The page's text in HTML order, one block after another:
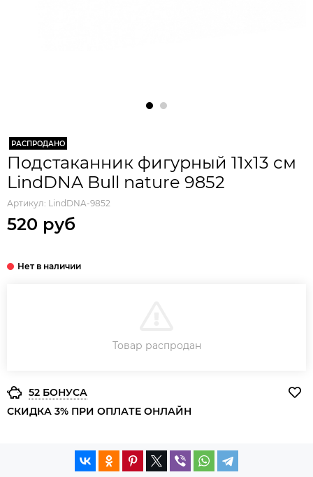
РАСПРОДАНО
Подстаканник фигурный 11x13 см
LindDNA Bull nature 9852
Артикул: LindDNA-9852
520 руб
ЗАКАЗ В ОДИН КЛИК
Товар распродан
52 БОНУСА
СКИДКА 3% ПРИ ОПЛАТЕ ОНЛАЙН